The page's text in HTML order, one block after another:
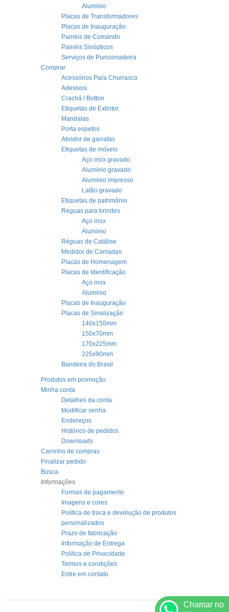
Alumínio
Placas de Transformadores
Placas de Inauguração
Painéis de Comando
Painéis Sinópticos
Serviços de Puncionadeira
Comprar
Acessórios Para Churrasco
Adesivos
Crachá / Botton
Etiquetas de Extintor
Mandalas
Porta espetos
Abridor de garrafas
Etiquetas de móveis
Aço inox gravado
Alumínio gravado
Alumínio impresso
Latão gravado
Etiquetas de patrimônio
Réguas para brindes
Aço inox
Alumínio
Réguas de Catálise
Medidor de Camadas
Placas de Homenagem
Placas de Identificação
Aço inox
Alumínio
Placas de Inauguração
Placas de Sinalização
140x150mm
150x70mm
170x225mm
225x90mm
Bandeira do Brasil
Produtos em promoção
Minha conta
Detalhes da conta
Modificar senha
Endereços
Histórico de pedidos
Downloads
Carrinho de compras
Finalizar pedido
Busca
Informações
Formas de pagamento
Imagens e cores
Política de troca e devolução de produtos
personalizados
Prazo de fabricação
Informação de Entrega
Politica de Privacidade
Termos e condições
Entre em contato
Chamar no